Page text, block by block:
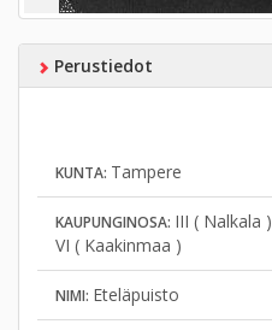
Perustiedot
KUNTA: Tampere
KAUPUNGINOSA: III ( Nalkala )
VI ( Kaakinmaa )
NIMI: Eteläpuisto